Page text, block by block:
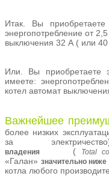
Итак. Вы
энергопотребление от
выключения 32 А ( или 40
Или. Вы приобретаете
имеете:
котел автомат
Важнейшее
более низких
за
владения
( Total
«Галан» значительно ниже
котла любого